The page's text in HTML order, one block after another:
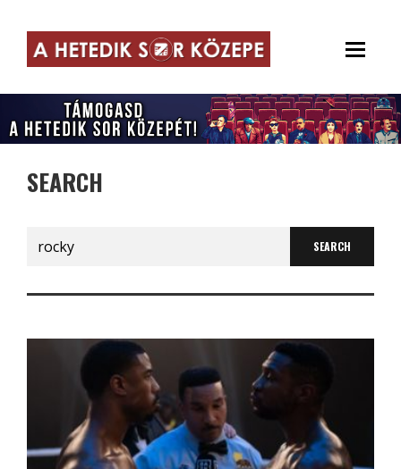
SEARCH
Search
for: